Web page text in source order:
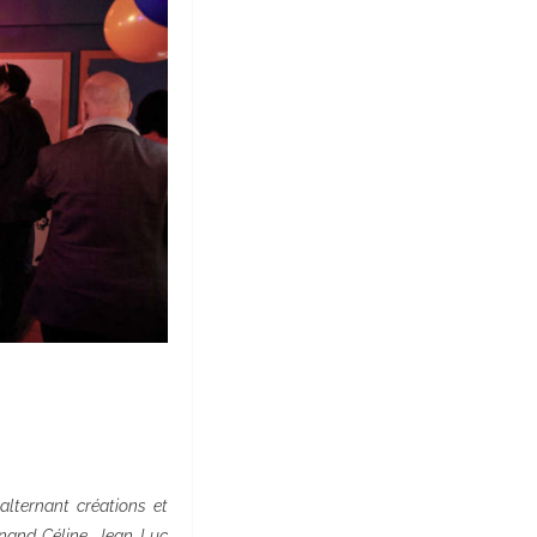
créations et